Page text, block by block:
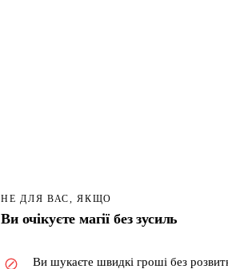
НЕ ДЛЯ ВАС, ЯКЩО
Ви очікуєте магії без зусиль
Ви шукаєте швидкі гроші без